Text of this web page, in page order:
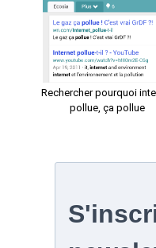
Rechercher pourquoi
pollue, ça pollue